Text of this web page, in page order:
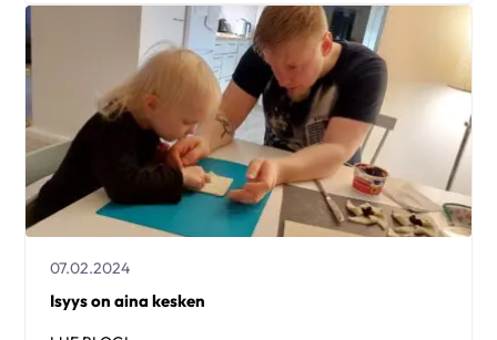
07.02.2024
Isyys on aina kesken